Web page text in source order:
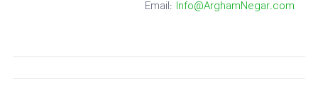
Email: Info@ArghamNegar.com